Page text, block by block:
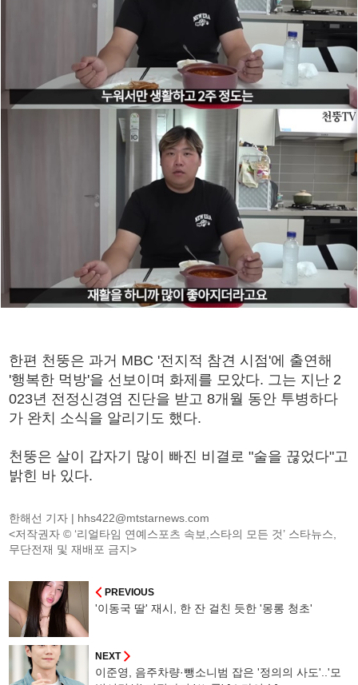
한편 천뚱은 과거 MBC '전지적 참견 시점'에 출연해
'행복한 먹방'을 선보이며 화제를 모았다. 그는 지난 2
023년 전정신경염 진단을 받고 8개월 동안 투병하다
가 완치 소식을 알리기도 했다.
천뚱은 살이 갑자기 많이 빠진 비결로 "술을 끊었다"고
밝힌 바 있다.
한해선 기자 | hhs422@mtstarnews.com
<저작권자 © ‘리얼타임 연예스포츠 속보,스타의 모든 것’ 스타뉴스,
무단전재 및 재배포 금지>
PREVIOUS
'이동국 딸' 재시, 한 잔 걸친 듯한 '몽롱 청초'
NEXT
이준영, 음주차량·뺑소니범 잡은 '정의의 사도'..'모